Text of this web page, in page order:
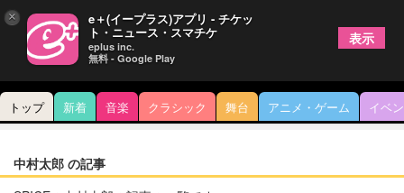
トップ 新着 音楽 クラシック 舞台 アニメ・ゲーム イベ
中村太郎 の記事
× e＋(イープラス)アプリ - チケッ
ト・ニュース・スマチケ
eplus inc.
無料 - Google Play
表示